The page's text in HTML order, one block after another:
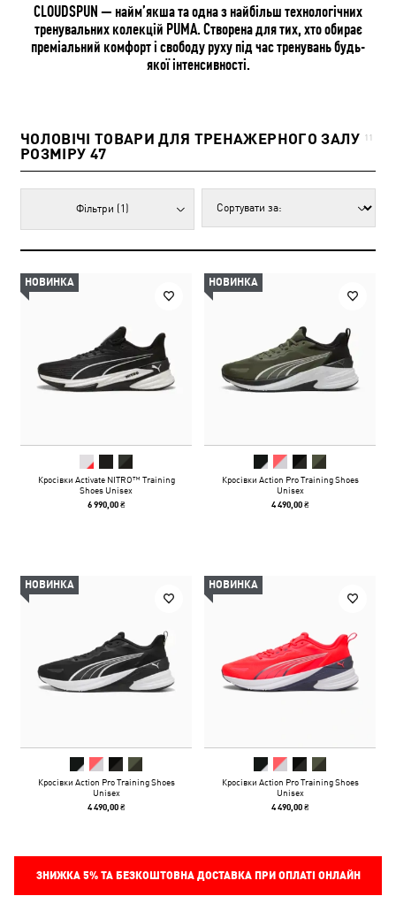
CLOUDSPUN — найм’якша та одна з найбільш технологічних
тренувальних колекцій PUMA. Створена для тих, хто обирає
преміальний комфорт і свободу руху під час тренувань будь-
якої інтенсивності.
ЧОЛОВІЧІ ТОВАРИ ДЛЯ ТРЕНАЖЕРНОГО ЗАЛУ
РОЗМІРУ 47
11
Фільтри (1)
НОВИНКА
Кросівки Activate NITRO™ Training
Shoes Unisex
6 990,00 ₴
НОВИНКА
Кросівки Action Pro Training Shoes
Unisex
4 490,00 ₴
НОВИНКА
Кросівки Action Pro Training Shoes
Unisex
4 490,00 ₴
НОВИНКА
Кросівки Action Pro Training Shoes
Unisex
4 490,00 ₴
ЗНИЖКА 5%ТА БЕЗКОШТОВНА ДОСТАВКА ПРИ ОПЛАТІ ОНЛАЙН